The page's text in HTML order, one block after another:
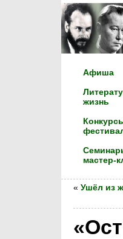
Афиша
жизнь
мастер-
« Ушёл из